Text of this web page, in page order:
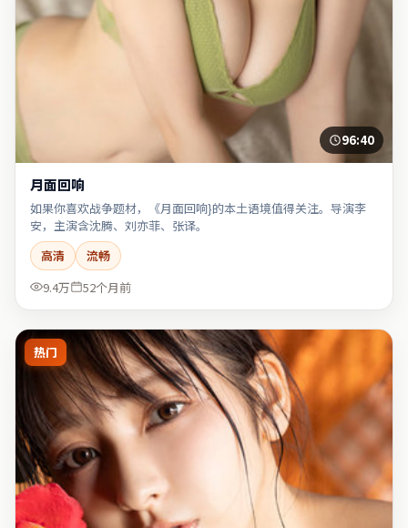
96:40
月面回响
如果你喜欢战争题材，《月面回响}的本土语境值得关注。导演李
安，主演含沈腾、刘亦菲、张译。
高清
流畅
9.4万
52个月前
热门